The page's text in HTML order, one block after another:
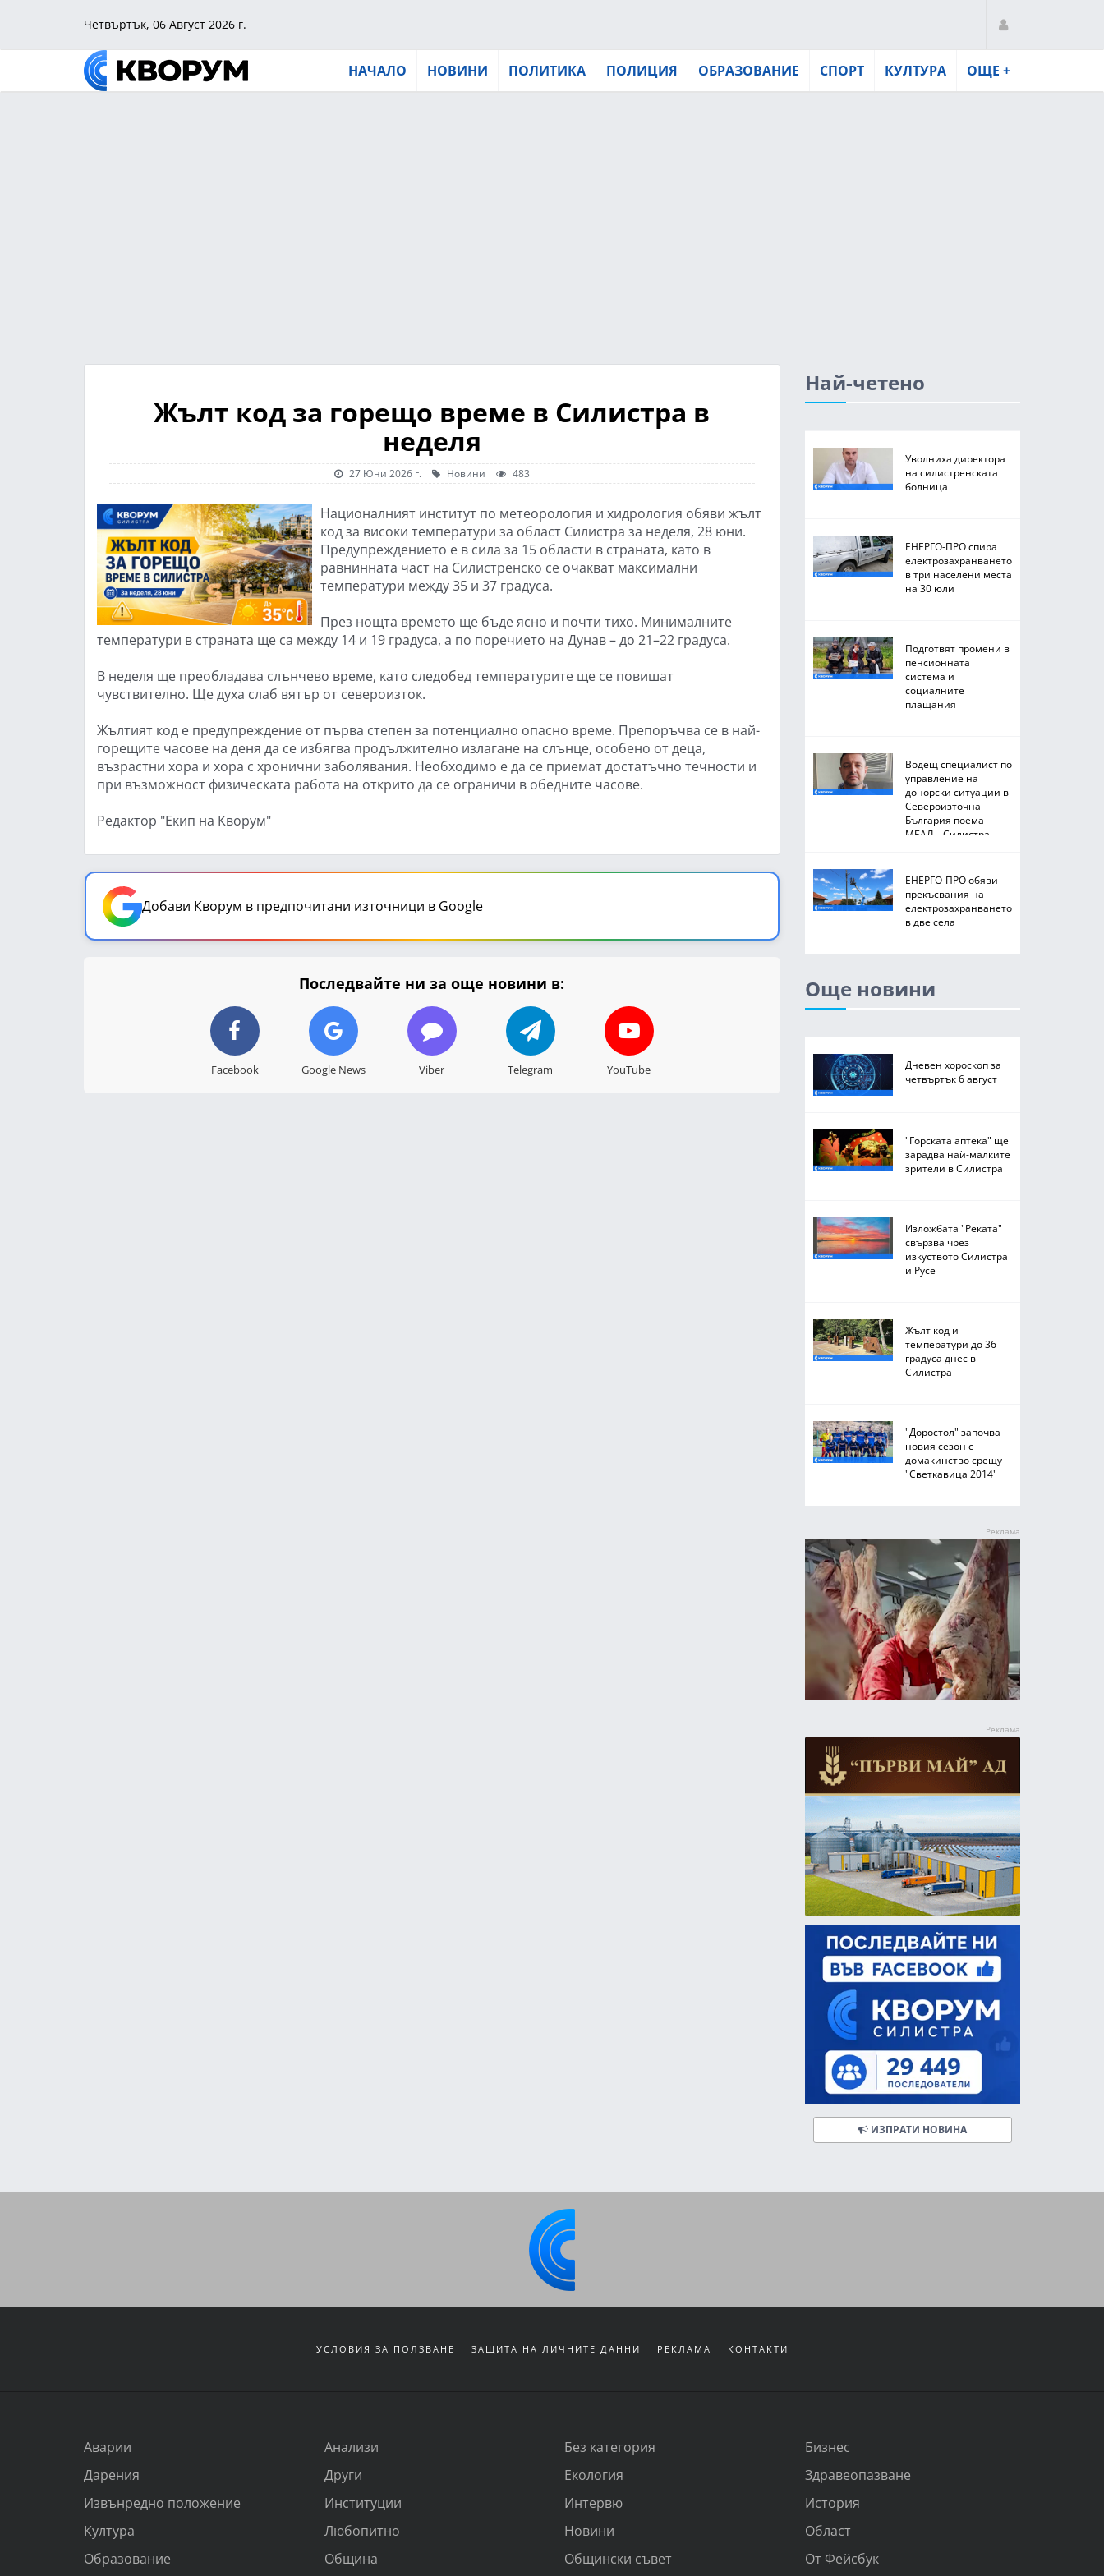
Четвъртък, 06 Август 2026 г.
НАЧАЛО НОВИНИ ПОЛИТИКА ПОЛИЦИЯ ОБРАЗОВАНИЕ СПОРТ КУЛТУРА ОЩЕ +
Жълт код за горещо време в Силистра в
неделя
27 Юни 2026 г. Новини 483
Националният институт по метеорология и хидрология обяви жълт
код за високи температури за област Силистра за неделя, 28 юни.
Предупреждението е в сила за 15 области в страната, като в
равнинната част на Силистренско се очакват максимални
температури между 35 и 37 градуса.
През нощта времето ще бъде ясно и почти тихо. Минималните
температури в страната ще са между 14 и 19 градуса, а по поречието на Дунав – до 21–22 градуса.
В неделя ще преобладава слънчево време, като следобед температурите ще се повишат
чувствително. Ще духа слаб вятър от североизток.
Жълтият код е предупреждение от първа степен за потенциално опасно време. Препоръчва се в най-
горещите часове на деня да се избягва продължително излагане на слънце, особено от деца,
възрастни хора и хора с хронични заболявания. Необходимо е да се приемат достатъчно течности и
при възможност физическата работа на открито да се ограничи в обедните часове.
Редактор "Екип на Кворум"
Добави Кворум в предпочитани източници в Google
Последвайте ни за още новини в:
Facebook Google News Viber Telegram YouTube
Най-четено
Уволниха директора
на силистренската
болница
ЕНЕРГО-ПРО спира
електрозахранването
в три населени места
на 30 юли
Подготвят промени в
пенсионната
система и
социалните
плащания
Водещ специалист по
управление на
донорски ситуации в
Североизточна
България поема
МБАЛ – Силистра
ЕНЕРГО-ПРО обяви
прекъсвания на
електрозахранването
в две села
Още новини
Дневен хороскоп за
четвъртък 6 август
"Горската аптека" ще
зарадва най-малките
зрители в Силистра
Изложбата "Реката"
свързва чрез
изкуството Силистра
и Русе
Жълт код и
температури до 36
градуса днес в
Силистра
"Доростол" започва
новия сезон с
домакинство срещу
"Светкавица 2014"
ИЗПРАТИ НОВИНА
УСЛОВИЯ ЗА ПОЛЗВАНЕ ЗАЩИТА НА ЛИЧНИТЕ ДАННИ РЕКЛАМА КОНТАКТИ
Аварии Анализи Без категория
Бизнес
Дарения
Други Екология
Здравеопазване
Извънредно положение
Институции Интервю
История
Култура
Любопитно Новини
Област
Образование
Община Общински съвет От Фейсбук